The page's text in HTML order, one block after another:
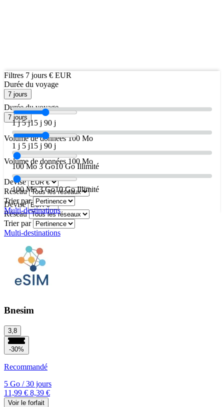
Filtres 7 jours € EUR
Durée du voyage
7 jours
1 j 5 j15 j 90 j
Volume de données 100 Mo
100 Mo 3 Go10 Go Illimité
Devise
Réseau
Trier par
Multi-destinations
Durée du voyage
7 jours
1 j 5 j15 j 90 j
Volume de données 100 Mo
100 Mo 3 Go10 Go Illimité
Devise
Réseau
Trier par
Multi-destinations
Bnesim
3,8
-30%
Recommandé
5 Go /30 jours
11,99 € 8,39 €
Voir le forfait